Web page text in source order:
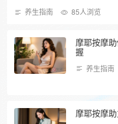
养生指南 85人浏览
摩耶按摩
握
养生指南
摩耶按摩